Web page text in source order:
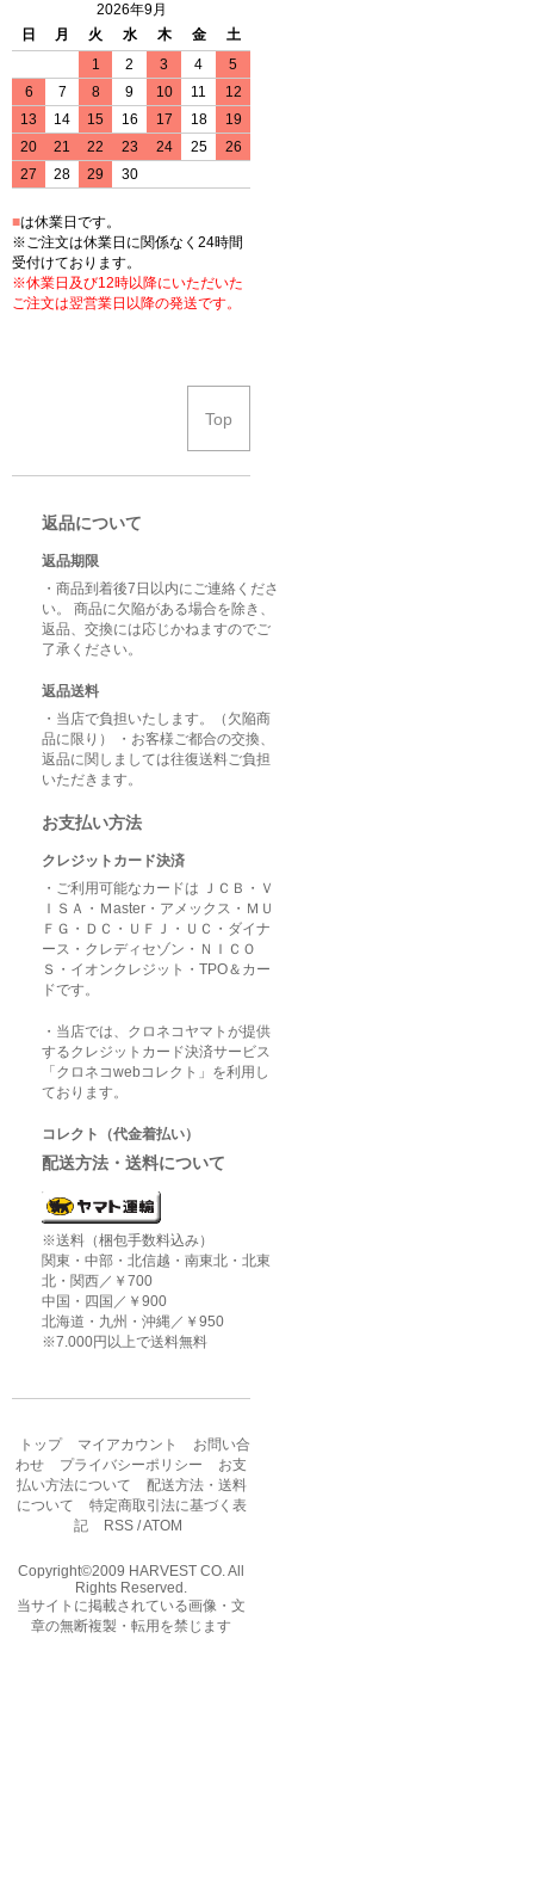
2026年9月
日
月 火 水 木 金
土
1
2 3 4
5
6
7 8 9 10 11
12
13
14 15 16 17 18
19
20
21 22 23 24 25
26
27
28 29 30
■は休業日です。
※ご注文は休業日に関係なく24時間
受付けております。
※休業日及び12時以降にいただいた
ご注文は翌営業日以降の発送です。
Top
返品について
返品期限
・商品到着後7日以内にご連絡くださ
い。 商品に欠陥がある場合を除き、
返品、交換には応じかねますのでご
了承ください。
返品送料
・当店で負担いたします。（欠陥商
品に限り） ・お客様ご都合の交換、
返品に関しましては往復送料ご負担
いただきます。
お支払い方法
クレジットカード決済
・ご利用可能なカードは ＪＣＢ・Ｖ
ＩＳＡ・Ｍaster・アメックス・ＭＵ
ＦＧ・ＤＣ・ＵＦＪ・ＵＣ・ダイナ
ース・クレディセゾン・ＮＩＣＯ
Ｓ・イオンクレジット・TPO＆カー
ドです。
・当店では、クロネコヤマトが提供
するクレジットカード決済サービス
「クロネコwebコレクト」を利用し
ております。
コレクト（代金着払い）
配送方法・送料について
※送料（梱包手数料込み）
関東・中部・北信越・南東北・北東
北・関西／￥700
中国・四国／￥900
北海道・九州・沖縄／￥950
※7.000円以上で送料無料
トップ マイアカウント
お問い合
わせ
プライバシーポリシー
お支
払い方法について
配送方法・送料
について
特定商取引法に基づく表
記
RSS /ATOM
Copyright©2009 HARVEST CO. All
Rights Reserved.
当サイトに掲載されている画像・文
章の無断複製・転用を禁じます